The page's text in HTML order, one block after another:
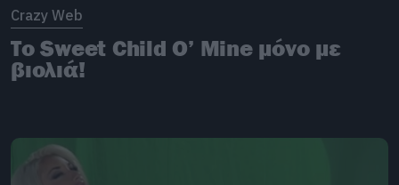
Crazy Web
Το Sweet Child O’ Mine μόνο με
βιολιά!